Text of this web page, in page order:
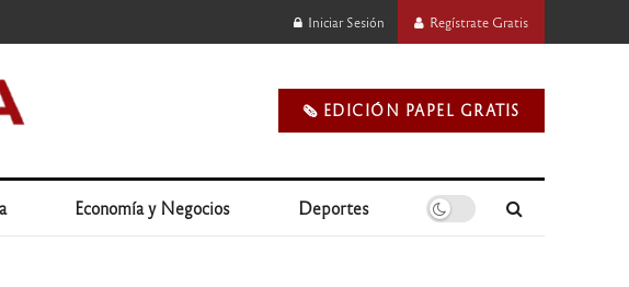
Iniciar Sesión Regístrate Gratis
🗞️ EDICIÓN PAPEL GRATIS
Economía y Negocios Deportes